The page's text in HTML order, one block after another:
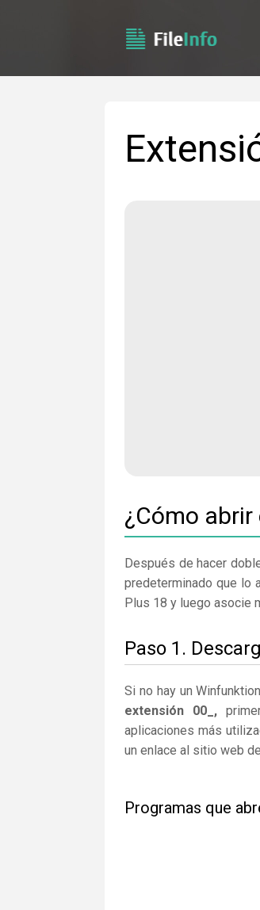
¿Cómo
Después de hacer
predeterminado que lo
Plus 18 y luego asocie
Paso 1.
Si no hay un
extensión 00_,
aplicaciones más
un enlace al sitio web
Programas que